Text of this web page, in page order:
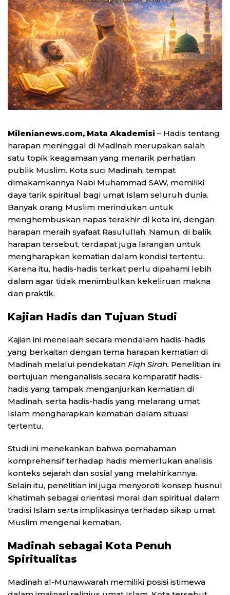
Milenianews.com, Mata Akademisi – Hadis tentang
harapan meninggal di Madinah merupakan salah
satu topik keagamaan yang menarik perhatian
publik Muslim. Kota suci Madinah, tempat
dimakamkannya Nabi Muhammad SAW, memiliki
daya tarik spiritual bagi umat Islam seluruh dunia.
Banyak orang Muslim merindukan untuk
menghembuskan napas terakhir di kota ini, dengan
harapan meraih syafaat Rasulullah. Namun, di balik
harapan tersebut, terdapat juga larangan untuk
mengharapkan kematian dalam kondisi tertentu.
Karena itu, hadis-hadis terkait perlu dipahami lebih
dalam agar tidak menimbulkan kekeliruan makna
dan praktik.
Kajian Hadis dan Tujuan Studi
Kajian ini menelaah secara mendalam hadis-hadis
yang berkaitan dengan tema harapan kematian di
Madinah melalui pendekatan Fiqh Sirah. Penelitian ini
bertujuan menganalisis secara komparatif hadis-
hadis yang tampak menganjurkan kematian di
Madinah, serta hadis-hadis yang melarang umat
Islam mengharapkan kematian dalam situasi
tertentu.
Studi ini menekankan bahwa pemahaman
komprehensif terhadap hadis memerlukan analisis
konteks sejarah dan sosial yang melahirkannya.
Selain itu, penelitian ini juga menyoroti konsep husnul
khatimah sebagai orientasi moral dan spiritual dalam
tradisi Islam serta implikasinya terhadap sikap umat
Muslim mengenai kematian.
Madinah sebagai Kota Penuh
Spiritualitas
Madinah al-Munawwarah memiliki posisi istimewa